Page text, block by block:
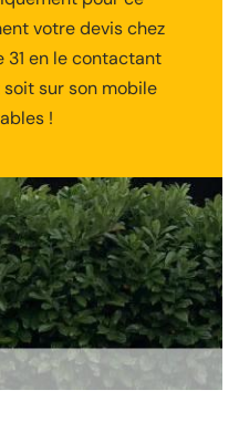
votre devis chez
31 en le contactant
sur son mobile
!